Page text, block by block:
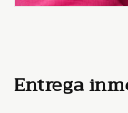
Entrega